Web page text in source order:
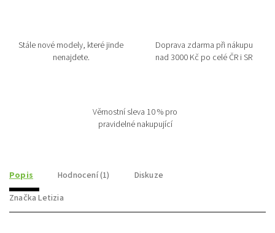
Stále nové modely, které jinde
nenajdete.
Doprava zdarma při nákupu
nad 3000 Kč po celé ČR i SR
Věrnostní sleva 10 % pro
pravidelné nakupující
Popis Hodnocení (1)
Diskuze
Značka Letizia